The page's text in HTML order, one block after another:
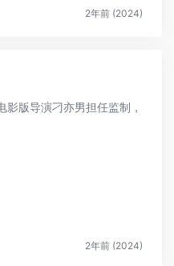
2年前 (2024)
版导演刁亦男担任监制，
2年前 (2024)